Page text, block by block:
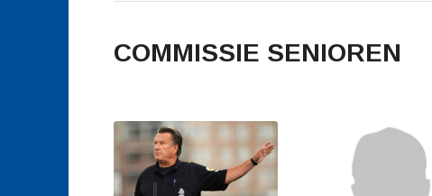
COMMISSIE SENIOREN